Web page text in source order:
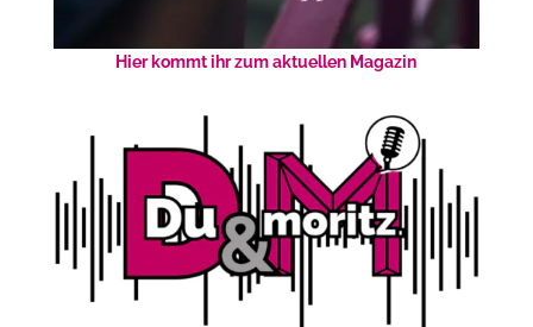
Hier kommt ihr zum aktuellen Magazin